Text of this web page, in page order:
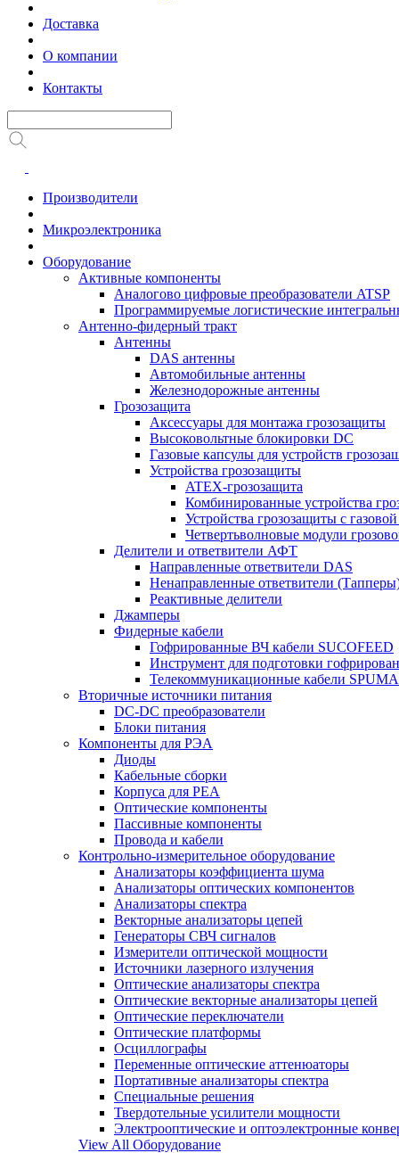
Доставка
О компании
Контакты
Производители
Микроэлектроника
Оборудование
Активные компоненты
Аналогово цифровые преобразователи ATSP
Программируемые логистические
Антенно-фидерный тракт
Антенны
DAS антенны
Автомобильные антенны
Железнодорожные антенны
Грозозащита
Аксессуары для монтажа грозозащиты
Высоковольтные блокировки DC
Газовые капсулы для устройств
Устройства грозозащиты
ATEX-грозозащита
Комбинированные устройства
Устройства грозозащиты с
Четвертьволновые модули
Делители и ответвители АФТ
Направленные ответвители DAS
Ненаправленные ответвители
Реактивные делители
Джамперы
Фидерные кабели
Гофрированные ВЧ кабели SUCOFEED
Инструмент для подготовки
Телекоммуникационные кабели SPUMA
Вторичные источники питания
DC-DC преобразователи
Блоки питания
Компоненты для РЭА
Диоды
Кабельные сборки
Корпуса для РЕА
Оптические компоненты
Пассивные компоненты
Провода и кабели
Контрольно-измерительное оборудование
Анализаторы коэффициента шума
Анализаторы оптических компонентов
Анализаторы спектра
Векторные анализаторы цепей
Генераторы СВЧ сигналов
Измерители оптической мощности
Источники лазерного излучения
Оптические анализаторы спектра
Оптические векторные анализаторы цепей
Оптические переключатели
Оптические платформы
Осциллографы
Переменные оптические аттенюаторы
Портативные анализаторы спектра
Специальные решения
Твердотельные усилители мощности
Электрооптические и оптоэлектронные
View All Оборудование